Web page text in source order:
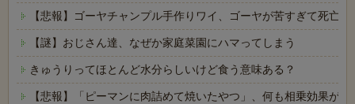
【悲報】ゴーヤチャンプル手作りワイ、ゴーヤが苦すぎて死亡ｗ
【謎】おじさん達、なぜか家庭菜園にハマってしまう
きゅうりってほとんど水分らしいけど食う意味ある？
【悲報】「ピーマンに肉詰めて焼いたやつ」、何も相乗効果が無